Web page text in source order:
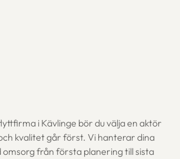
i Kävlinge bör du välja en aktör
kvalitet går först. Vi hanterar dina
från första planering till sista